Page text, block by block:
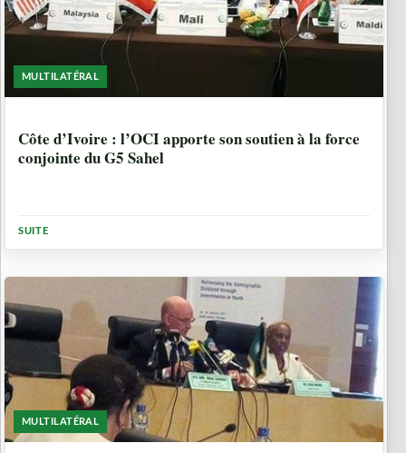
MULTILATÉRAL
Côte d’Ivoire : l’OCI apporte son soutien à la force
conjointe du G5 Sahel
SUITE
MULTILATÉRAL